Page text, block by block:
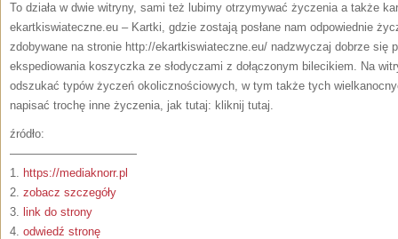
To działa w dwie witryny, sami też lubimy otrzymywać życzenia a także
ekartkiswiateczne.eu – Kartki, gdzie zostają posłane nam odpowiednie
zdobywane na stronie http://ekartkiswiateczne.eu/ nadzwyczaj dobrze się
ekspediowania koszyczka ze słodyczami z dołączonym bilecikiem. Na
odszukać typów życzeń okolicznościowych, w tym także tych
napisać trochę inne życzenia, jak tutaj: kliknij tutaj.
źródło:
———————————
1. https://mediaknorr.pl
2. zobacz szczegóły
3. link do strony
4. odwiedź stronę